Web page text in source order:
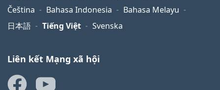
Čeština
Bahasa Indonesia
Bahasa Melayu
日本語
Tiếng Việt Svenska
Liên kết Mạng xã hội